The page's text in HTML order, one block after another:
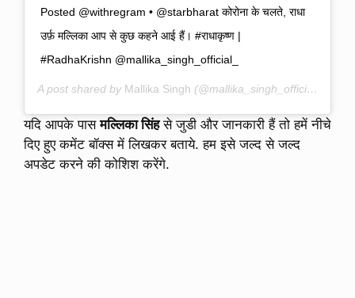
Posted @withregram • @starbharat कोरोना के चलते, राधा
उर्फ़ मल्लिका आप से कुछ कहने आई हैं। #राधाकृष्ण |
#RadhaKrishn @mallika_singh_official_
A post shared by Mallika Singh (@mallika_singh_official_) on
यदि आपके पासमल्लिका सिंहसे जुडी और जानकारी हैं तो हमें नीचे
दिए हुए कमेंट बॉक्स में लिखकर बताये. हम इसे जल्द से जल्द
अपडेट करने की कोशिश करेंगे.